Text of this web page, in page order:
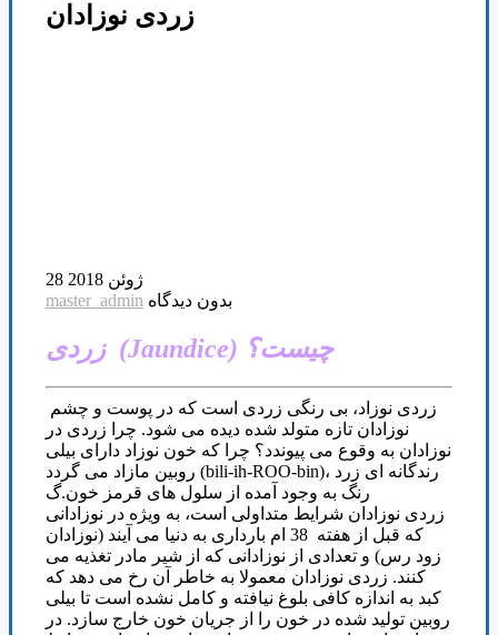
زردی نوزادان
28 ژوئن 2018
master_admin بدون دیدگاه
زردی (Jaundice) چیست؟
نوزادان تازه متولد شده دیده می شود. چرا زردی در
نوزادان به وقوع می پیوندد؟ چرا که خون نوزاد دارای بیلی
روبین مازاد می گردد (bili-ih-ROO-bin)، رندگانه ای زرد
رنگ به وجود آمده از سلول های قرمز خون.گ
زردی نوزادان شرایط متداولی است، به ویژه در نوزادانی
که قبل از هفته 38 ام بارداری به دنیا می آیند (نوزادان
زود رس) و تعدادی از نوزادانی که از شیر مادر تغذیه می
کنند. زردی نوزادان معمولا به خاطر آن رخ می دهد که
کبد به اندازه کافی بلوغ نیافته و کامل نشده است تا بیلی
روبین تولید شده در خون را از جریان خون خارج سازد. در